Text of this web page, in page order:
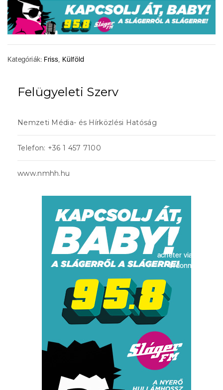
Kategóriák: Friss Külföld
Felügyeleti Szerv
Nemzeti Média- és Hírközlési Hatóság
Telefon: +36 1 457 7100
www.nmhh.hu
acheter viagra sans
ordonnance